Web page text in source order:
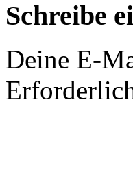
Schreibe
Deine E-